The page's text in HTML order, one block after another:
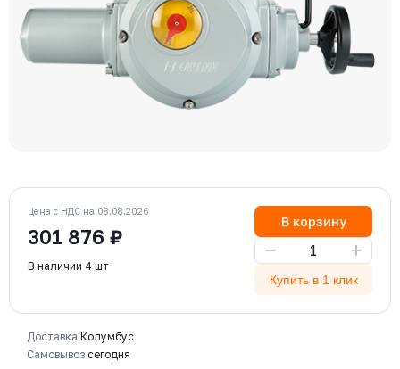
+7 (495) 215-24-81
Заказать звонок
zakaz325@ks-rus.com
Email для связи
Одинцово, Внуковская 9, пав. 31
Пункт выдачи заказов
Цена с НДС на 08.08.2026
301 876 ₽
В наличии 4 шт
В корзину
− +
Купить в 1 клик
Доставка Колумбус
Самовывоз сегодня